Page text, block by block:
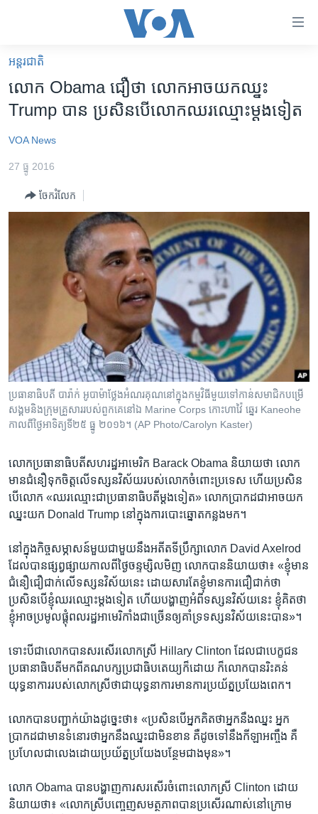
គេហទំព័រ​
ទាក់ទង
និង​
ទំព័រ​
និង​
ទៅ​
កាន់​
ហេឡូវីអូអេ
កម្ពុជាច្នៃប្រតិដ្ឋ
ព្រឹត្តិការណ៍ព័ត៌មាន
ទូរទស្សន៍ / វីដេអូ​
វិទ្យុ / ផតខាសថ៍
Khmer English
បណ្តាញ​សង្គម
អន្តរជាតិ
លោក Obama ជឿ​ថា លោក​អាច​យក​ឈ្នះ​
Trump បាន ប្រសិន​បើ​លោក​ឈរ​ឈ្មោះ​ម្ដង​ទៀត
VOA News
27 ធ្នូ 2016
ចែករំលែក
ប្រធានាធិបតី​ បារ៉ាក់​ អូបាម៉ា​ថ្លែង​អំណរគុណនៅ​ក្នុង​កម្មវិធី​មួយ​ទៅកាន់សមាជិក​បម្រើ​
សង្គម​និង​ក្រុម​គ្រួសារ​របស់​ពួកគេនៅឯ Marine Corps កោះ​ហាវ៉ៃ ឆ្នេរ Kaneohe
កាល​ពី​ថ្ងៃអាទិត្យ​ទី​២៥ ធ្នូ​ ២០១៦។ (AP Photo/Carolyn Kaster)
លោក​ប្រធានាធិបតី​សហរដ្ឋ​អាមេរិក Barack Obama និយាយ​ថា លោក​
មាន​ជំនឿ​ទុក​ចិត្ត​លើ​ទស្សន​វិស័យ​របស់​លោក​ចំពោះ​ប្រទេស ហើយ​ប្រសិន​
បើ​លោក «ឈរ​ឈ្មោះ​ជា​ប្រធានាធិបតី​ម្ដង​ទៀត» លោក​ប្រាកដ​ជា​អាច​យក​
ឈ្នះ​យក Donald Trump នៅ​ក្នុង​ការ​បោះ​ឆ្នោត​កន្លង​មក។
នៅ​ក្នុង​កិច្ច​សម្ភាសន៍​មួយ​ជាមួយ​នឹង​អតីត​ទីប្រឹក្សា​លោក David Axelrod
ដែល​បាន​ផ្សព្វផ្សាយ​កាល​ពី​ថ្ងៃ​ចន្ទ​ម្សិលមិញ លោក​បាន​និយាយ​ថា៖ «ខ្ញុំ​មាន​
ជំនឿ​ជឿជាក់​លើ​ទស្សន​វិស័យ​នេះ ដោយ​សារ​តែ​ខ្ញុំ​មាន​ការ​ជឿជាក់​ថា
ប្រសិន​បើ​ខ្ញុំ​ឈរ​ឈ្មោះ​ម្ដង​ទៀត ហើយ​បង្ហាញ​អំពី​ទស្សន​វិស័យ​នេះ ខ្ញុំ​គិត​ថា
ខ្ញុំ​អាច​ប្រមូល​ផ្ដុំ​ពលរដ្ឋ​អាមេរិកាំង​ជា​ច្រើន​ឲ្យ​គាំទ្រ​ទស្សន​វិស័យ​នេះ​បាន»។
ទោះ​បី​ជា​លោក​បាន​សរសើរ​លោកស្រី Hillary Clinton ដែល​ជា​បេក្ខជន​
ប្រធានាធិបតី​មកពី​គណបក្ស​ប្រជាធិបតេយ្យ​ក៏​ដោយ ក៏​លោក​បាន​រិះគន់​
យុទ្ធនាការ​របស់​លោកស្រី​ថា​ជា​យុទ្ធនាការ​មាន​ការ​ប្រយ័ត្ន​ប្រយែង​ពេក។
លោក​បាន​បញ្ជាក់​យ៉ាង​ដូច្នេះ​ថា៖ «ប្រសិន​បើ​អ្នក​គិត​ថា​អ្នក​នឹង​ឈ្នះ អ្នក​
ប្រាកដ​ជា​មាន​ទំនោរ​ថា​អ្នក​នឹង​ឈ្នះ​ជា​មិន​ខាន គឺ​ដូច​ទៅ​នឹង​កីឡា​អញ្ចឹង គឺ​
ប្រហែល​ជា​លេង​ដោយ​ប្រយ័ត្ន​ប្រយែង​បន្ថែម​ជាង​មុន»។
លោក Obama បាន​បង្ហាញ​ការ​សរសើរ​ចំពោះ​លោកស្រី Clinton ដោយ​
និយាយ​ថា៖ «លោកស្រី​បញ្ចេញ​សមត្ថភាព​បាន​ប្រសើរ​ណាស់​នៅ​ក្រោម​